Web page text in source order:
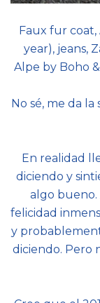
Faux fur coat,
year), jeans,
Alpe by Boho
No sé, me da
En realidad
diciendo y
algo bueno.
felicidad
y
diciendo. Pero